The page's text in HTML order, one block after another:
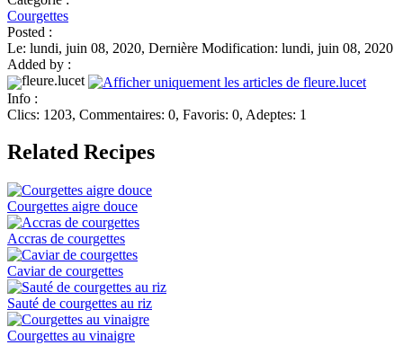
Courgettes
Posted :
Le: lundi, juin 08, 2020, Dernière Modification: lundi, juin 08, 2020
Added by :
fleure.lucet
Info :
Clics: 1203, Commentaires: 0, Favoris: 0, Adeptes: 1
Related Recipes
Courgettes aigre douce
Accras de courgettes
Caviar de courgettes
Sauté de courgettes au riz
Courgettes au vinaigre